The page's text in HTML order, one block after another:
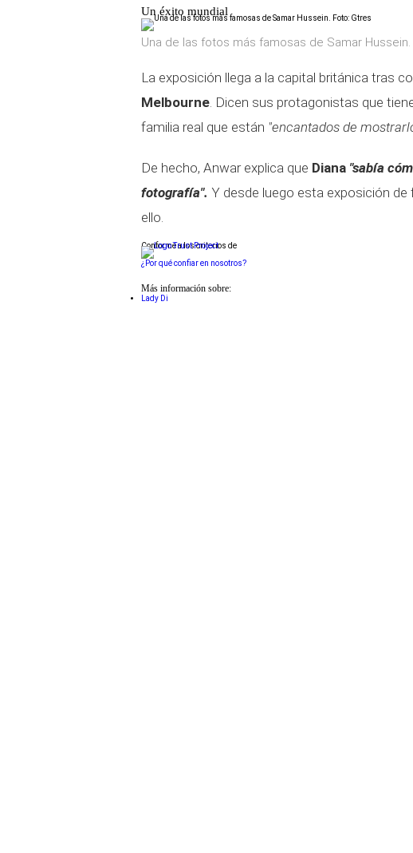
Un éxito mundial
Una de las fotos más famosas de Samar Hussein.
La exposición llega a la capital británica tras
Melbourne. Dicen sus protagonistas que
familia real que están "encantados de
De hecho, Anwar explica que Diana "sabía
fotografía". Y desde luego esta exposición
ello.
Conforme a los criterios de
¿Por qué confiar en nosotros?
Más información sobre:
Lady Di